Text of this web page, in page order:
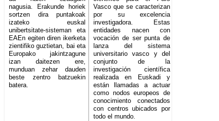
nagusia. Erakunde horiek
sortzen dira puntakoak
izateko euskal
unibertsitate-sisteman eta
EAEn egiten diren ikerketa
zientifiko guztietan, bai eta
Europako jakintzagune
izan daitezen ere,
munduan zehar dauden
beste zentro batzuekin
batera.
Vasco que se caracterizan
por su excelencia
investigadora. Estas
entidades nacen con
vocación de ser punta de
lanza del sistema
universitario vasco y del
conjunto de la
investigación científica
realizada en Euskadi y
están llamadas a actuar
como nodos europeos de
conocimiento conectados
con centros ubicados por
todo el mundo.